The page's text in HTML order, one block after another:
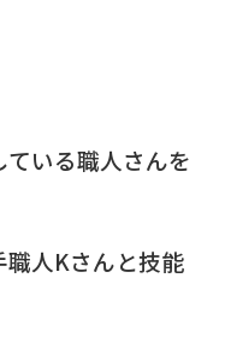
ている職人さんを
人Kさんと技能